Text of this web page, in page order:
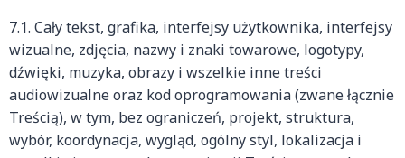
7.1. Cały tekst, grafika, interfejsy użytkownika, interfejsy
wizualne, zdjęcia, nazwy i znaki towarowe, logotypy,
dźwięki, muzyka, obrazy i wszelkie inne treści
audiowizualne oraz kod oprogramowania (zwane łącznie
Treścią), w tym, bez ograniczeń, projekt, struktura,
wybór, koordynacja, wygląd, ogólny styl, lokalizacja i